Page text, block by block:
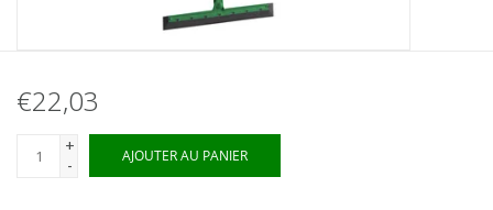
€22,03
+
-
AJOUTER AU PANIER